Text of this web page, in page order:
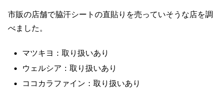
市販の店舗で脇汗シートの直貼りを売っていそうな店を調
べました。
マツキヨ：取り扱いあり
ウェルシア：取り扱いあり
ココカラファイン：取り扱いあり